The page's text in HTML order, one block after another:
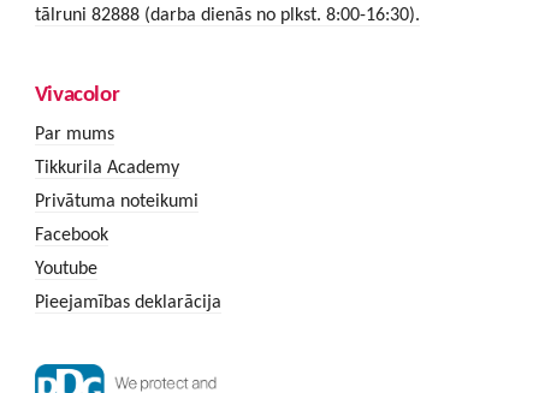
tālruni 82888 (darba dienās no plkst. 8:00-16:30).
Vivacolor
Par mums
Tikkurila Academy
Privātuma noteikumi
Facebook
Youtube
Pieejamības deklarācija